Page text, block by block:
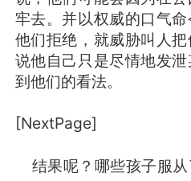
牢去。并以权威的口气
他们拒绝，就威胁叫人
说他自己只是尽情地发
到他们的看法。
[NextPage]
结果呢？哪些孩子服